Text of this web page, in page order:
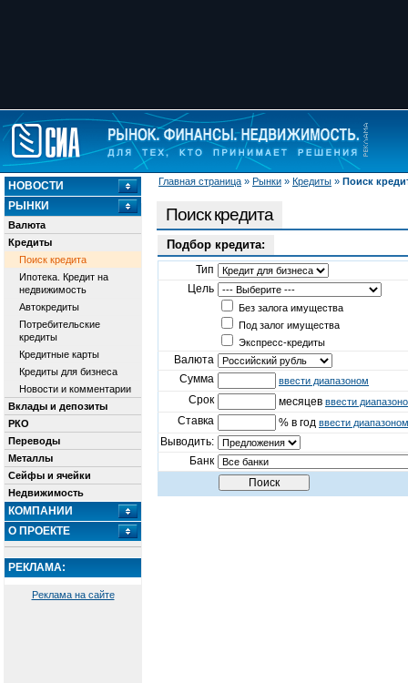
Главная страница » Рынки » Кредиты » Поиск
НОВОСТИ
РЫНКИ
Валюта
Кредиты
Поиск кредита
Ипотека. Кредит на
недвижимость
Автокредиты
Потребительские
кредиты
Кредитные карты
Кредиты для бизнеса
Новости и комментарии
Вклады и депозиты
РКО
Переводы
Металлы
Сейфы и ячейки
Недвижимость
КОМПАНИИ
О ПРОЕКТЕ
РЕКЛАМА:
Реклама на сайте
Поиск кредита
Подбор кредита:
Тип
Цель
Без залога имущества
Под залог имущества
Экспресс-кредиты
Валюта
Сумма
ввести диапазоном
Срок месяцев ввести
Ставка % в год ввести диапазоном
Выводить:
Банк